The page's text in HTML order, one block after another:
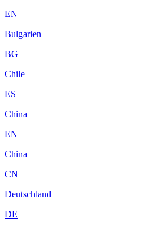
EN
Bulgarien
BG
Chile
ES
China
EN
China
CN
Deutschland
DE